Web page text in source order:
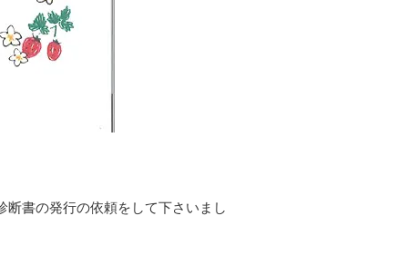
書の発行の依頼をして下さいまし